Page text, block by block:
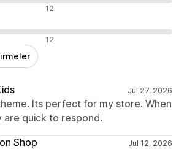
12
12
Jul 27, 2026
Its perfect for my store. When
are quick to respond.
Shop
Jul 12, 2026